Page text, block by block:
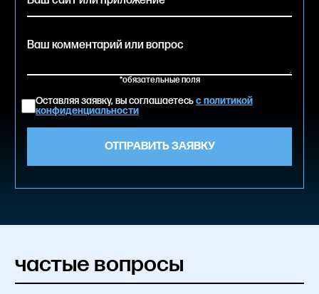
*обязательные поля
Оставляя заявку, вы соглашаетесьс политикой
конфиденциальности
частые вопросы